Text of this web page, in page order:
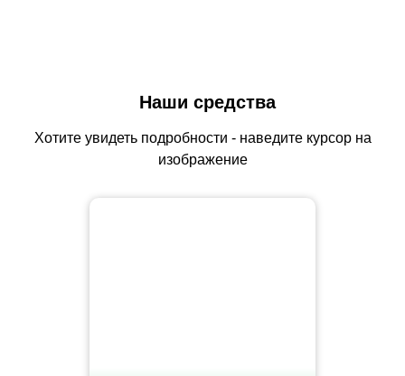
Наши средства
Хотите увидеть подробности - наведите курсор на
изображение